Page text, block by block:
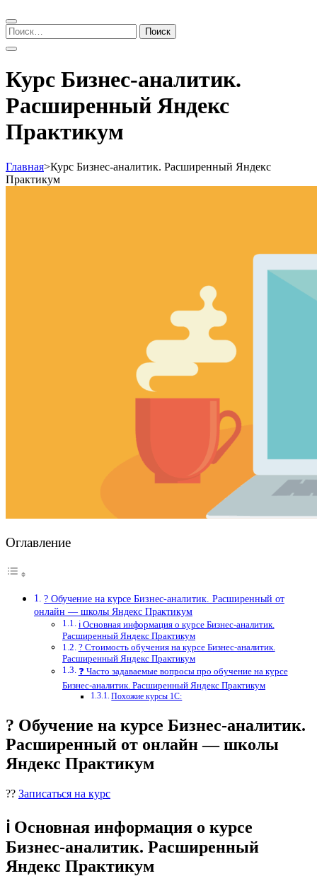
Найти:
Курс Бизнес-аналитик.
Расширенный Яндекс
Практикум
Главная>Курс Бизнес-аналитик. Расширенный Яндекс
Практикум
Оглавление
? Обучение на курсе Бизнес-аналитик. Расширенный от
онлайн — школы Яндекс Практикум
ℹ️ Основная информация о курсе Бизнес-аналитик.
Расширенный Яндекс Практикум
? Стоимость обучения на курсе Бизнес-аналитик.
Расширенный Яндекс Практикум
❓ Часто задаваемые вопросы про обучение на курсе
Бизнес-аналитик. Расширенный Яндекс Практикум
Похожие курсы 1С:
? Обучение на курсе Бизнес-аналитик.
Расширенный от онлайн — школы
Яндекс Практикум
?? Записаться на курс
ℹ️ Основная информация о курсе
Бизнес-аналитик. Расширенный
Яндекс Практикум